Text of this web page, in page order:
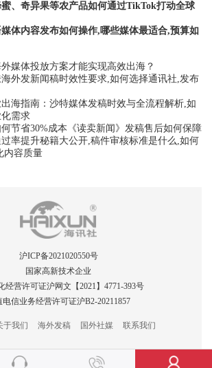
、奇异果等农产品如何通过TikTok打动全球
体内容发布如何操作,哪些媒体最适合,预算如
媒体投放方案才能实现高效出海？
外发新闻稿时效性要求,如何选择通讯社,发布
出海指南：沙特媒体发稿时效与全流程解析,如
需求
节省30%成本《读卖新闻》发稿售后如何保障
率提升秘籍大公开,稿件审核标准是什么,如何
内容质量
沪ICP备2021020550号
国家高新技术企业
经营许可证沪网文【2021】4771-393号
电信业务经营许可证沪B2-20211857
于我们 海外发稿 国外社媒 联系我们